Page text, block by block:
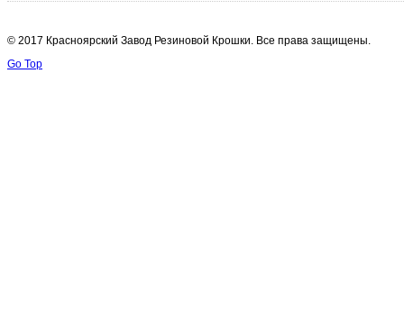
© 2017 Красноярский Завод Резиновой Крошки. Все права защищены.
Go Top